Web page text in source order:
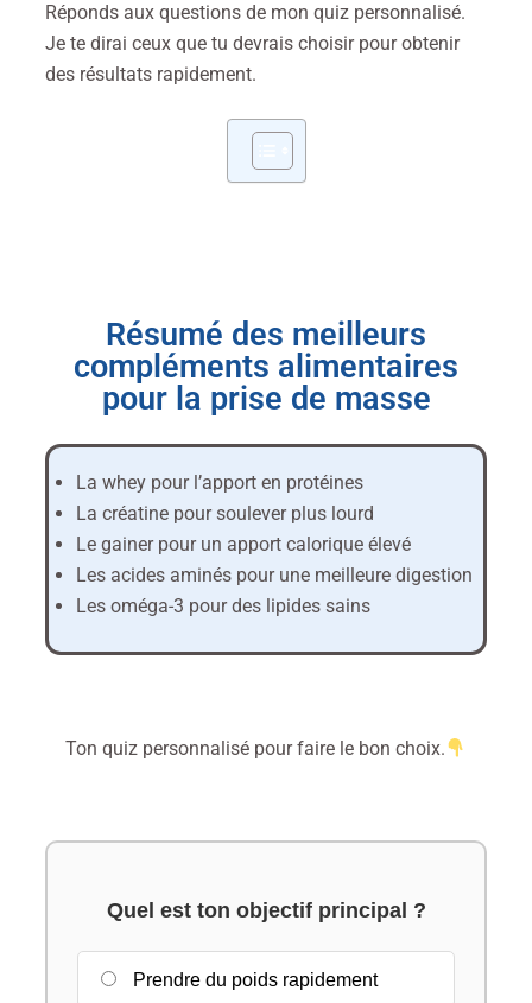
Réponds aux questions de mon quiz personnalisé.
Je te dirai ceux que tu devrais choisir pour obtenir
des résultats rapidement.
Résumé des meilleurs
compléments alimentaires
pour la prise de masse
La whey pour l’apport en protéines
La créatine pour soulever plus lourd
Le gainer pour un apport calorique élevé
Les acides aminés pour une meilleure digestion
Les oméga-3 pour des lipides sains
Ton quiz personnalisé pour faire le bon choix.
Quel est ton objectif principal ?
Prendre du poids rapidement